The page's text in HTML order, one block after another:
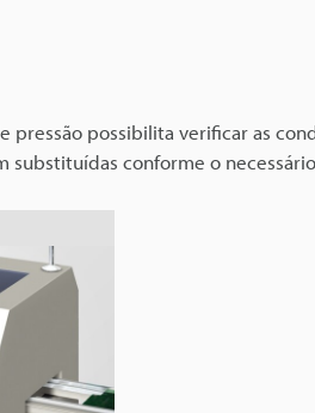
pressão possibilita verificar as
substituídas conforme o